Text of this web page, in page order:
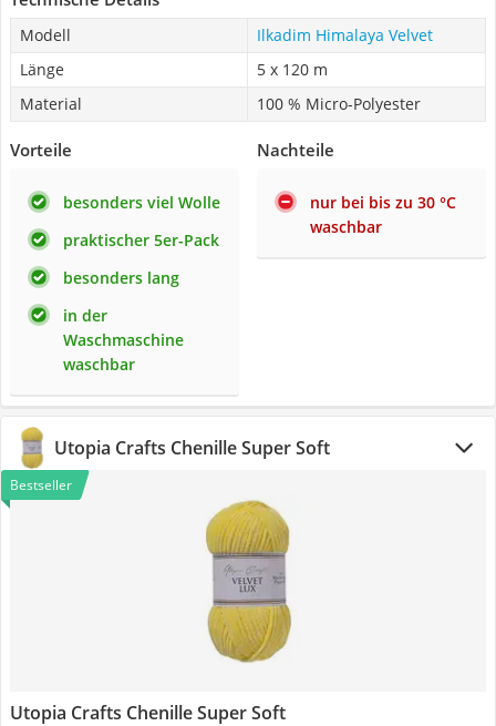
Modell
Ilkadim Himalaya Velvet
Länge
5 x 120 m
Material
100 % Micro-Polyester
Vorteile
besonders viel Wolle
praktischer 5er-Pack
besonders lang
in der
Waschmaschine
waschbar
Nachteile
nur bei bis zu 30 °C
waschbar
Utopia Crafts Chenille Super Soft
Bestseller
Utopia Crafts Chenille Super Soft